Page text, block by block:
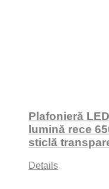
Plafonieră
lumină rece
sticlă
Details